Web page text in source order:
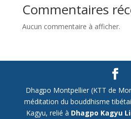
Commentaires
Aucun commentaire à afficher.
Dhagpo Montpellier (KTT de
méditation du bouddhisme
Kagyu, relié à Dhagpo Kagyu